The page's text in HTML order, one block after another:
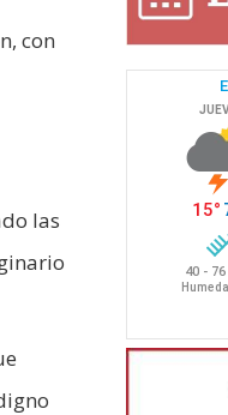
con
las